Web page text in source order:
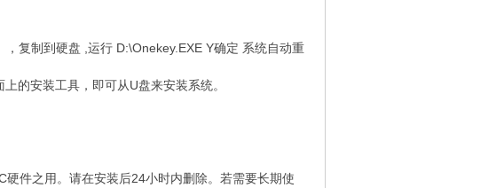
复制到硬盘 ,运行 D:\Onekey.EXE Y确定 系统自动重
的安装工具，即可从U盘来安装系统。
件之用。请在安装后24小时内删除。若需要长期使